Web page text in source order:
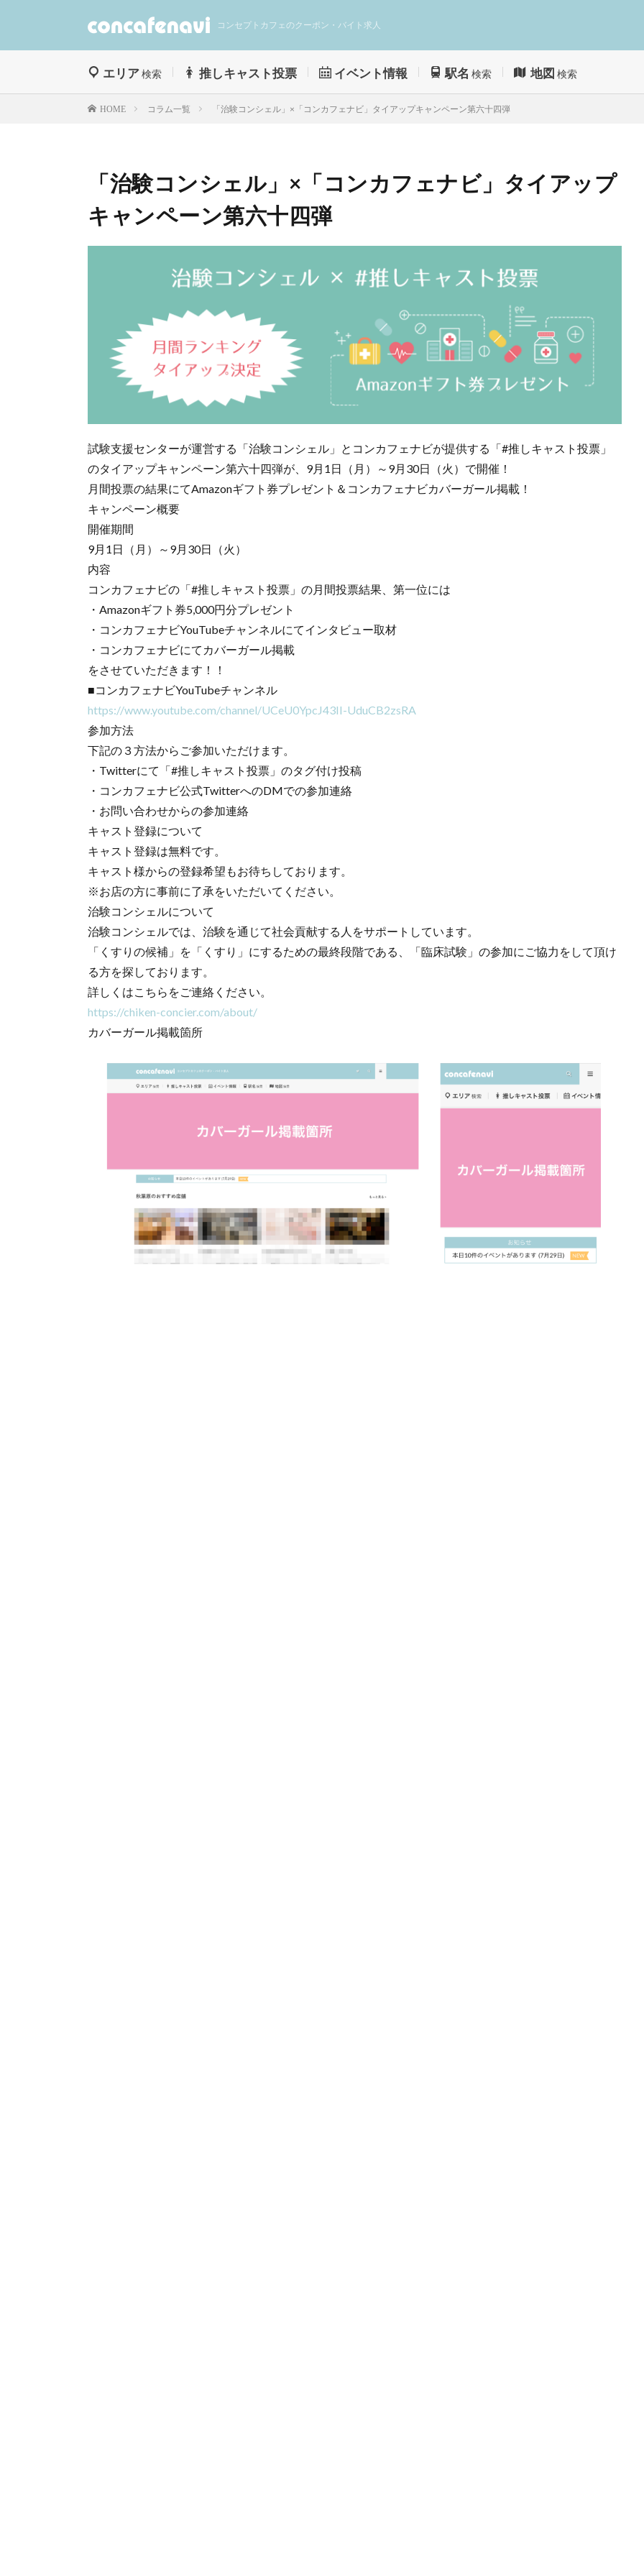
コンセプトカフェのクーポン・バイト求人
エリア検索 推しキャスト投票 イベント情報 駅名 検索 地図 検索
HOME コラム一覧 「治験コンシェル」×「コンカフェナビ」タイアップキャンペーン第六十四弾
「治験コンシェル」×「コンカフェナビ」タイアップ
キャンペーン第六十四弾
試験支援センターが運営する「治験コンシェル」とコンカフェナビが提供する「#推しキャスト投票」
のタイアップキャンペーン第六十四弾が、9月1日（月）～9月30日（火）で開催！
月間投票の結果にてAmazonギフト券プレゼント＆コンカフェナビカバーガール掲載！
キャンペーン概要
開催期間
9月1日（月）～9月30日（火）
内容
コンカフェナビの「#推しキャスト投票」の月間投票結果、第一位には
・Amazonギフト券5,000円分プレゼント
・コンカフェナビYouTubeチャンネルにてインタビュー取材
・コンカフェナビにてカバーガール掲載
をさせていただきます！！
■コンカフェナビYouTubeチャンネル
https://www.youtube.com/channel/UCeU0YpcJ43II-UduCB2zsRA
参加方法
下記の３方法からご参加いただけます。
・Twitterにて「#推しキャスト投票」のタグ付け投稿
・コンカフェナビ公式TwitterへのDMでの参加連絡
・お問い合わせからの参加連絡
キャスト登録について
キャスト登録は無料です。
キャスト様からの登録希望もお待ちしております。
※お店の方に事前に了承をいただいてください。
治験コンシェルについて
治験コンシェルでは、治験を通じて社会貢献する人をサポートしています。
「くすりの候補」を「くすり」にするための最終段階である、「臨床試験」の参加にご協力をして頂け
る方を探しております。
詳しくはこちらをご連絡ください。
https://chiken-concier.com/about/
カバーガール掲載箇所